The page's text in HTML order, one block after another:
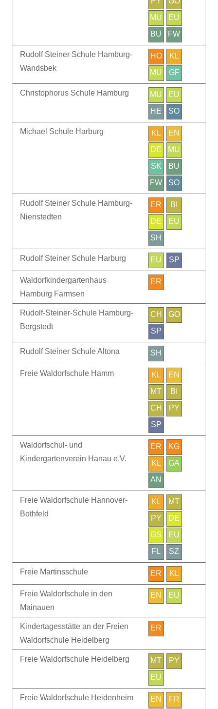
MU
EU
BU
FW
Rudolf Steiner Schule Hamburg-
Wandsbek
HO
KL
MU
GF
Christophorus Schule Hamburg MU
EU
HE
SO
Michael Schule Harburg KL
EN
DE
MU
SK
BU
FW
SO
Rudolf Steiner Schule Hamburg-
Nienstedten
ER
BI
DE
EU
SH
Rudolf Steiner Schule Harburg EU SP
Waldorfkindergartenhaus
Hamburg Farmsen
ER
Rudolf-Steiner-Schule Hamburg-
Bergstedt
CH
GO
SP
Rudolf Steiner Schule Altona SH
Freie Waldorfschule Hamm KL
EN
MT
BI
CH
PY
SP
Waldorfschul- und
Kindergartenverein Hanau e.V.
ER
KG
KL
GA
AN
Freie Waldorfschule Hannover-
Bothfeld
KL
MT
PY
DE
GS
EU
FL
SZ
Freie Martinsschule ER KL
Freie Waldorfschule in den
Mainauen
EN EU
Kindertagesstätte an der Freien
Waldorfschule Heidelberg
ER
Freie Waldorfschule Heidelberg MT
PY
EU
Freie Waldorfschule Heidenheim EN
FR